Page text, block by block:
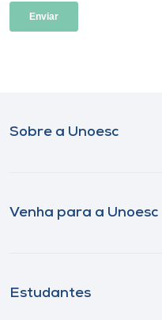
Sobre a Unoesc
Venha para a Unoesc
Estudantes